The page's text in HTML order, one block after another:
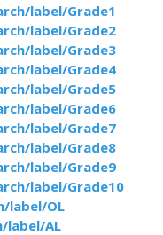
label/Grade1
label/Grade2
label/Grade3
label/Grade4
label/Grade5
label/Grade6
label/Grade7
label/Grade8
label/Grade9
label/Grade10
label/OL
label/AL